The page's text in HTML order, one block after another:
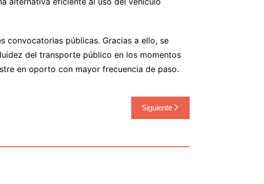
convocatorias públicas. Gracias a ello, se
del transporte público en los momentos
en oporto con mayor frecuencia de paso.
Siguiente